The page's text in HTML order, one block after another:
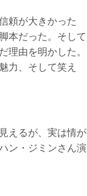
頼が大きかった
本だった。そして
理由を明かした。
力、そして笑え
えるが、実は情が
ン・ジミンさん演